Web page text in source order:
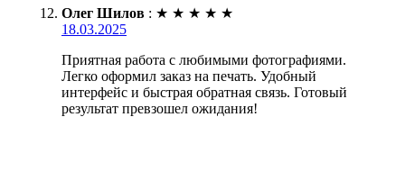
Олег Шилов : ★ ★ ★ ★ ★
18.03.2025
Приятная работа с любимыми фотографиями.
Легко оформил заказ на печать. Удобный
интерфейс и быстрая обратная связь. Готовый
результат превзошел ожидания!